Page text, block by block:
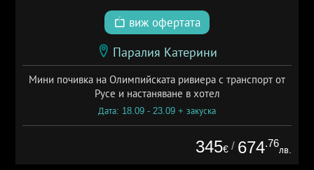
виж офертата
Паралия Катерини
Мини почивка на Олимпийската ривиера с транспорт от
Русе и настаняване в хотел
Дата: 18.09 - 23.09 + закуска
345€ / 674.76
лв.